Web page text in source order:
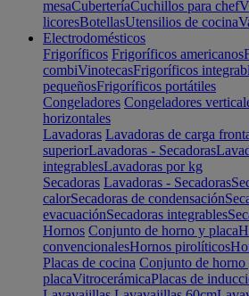
mesaCuberteríaCuchillos para chef
licoresBotellasUtensilios de cocina
Electrodomésticos
Frigoríficos Frigoríficos americanos
combiVinotecasFrigoríficos
pequeñosFrigoríficos portátiles
Congeladores Congeladores
horizontales
Lavadoras Lavadoras de carga
superiorLavadoras - Secadoras
integrablesLavadoras por kg
Secadoras Lavadoras - Secadoras
calorSecadoras de condensación
evacuaciónSecadoras integrables
Hornos Conjunto de horno y placa
convencionalesHornos pirolíticos
Placas de cocina Conjunto de horno
placaVitrocerámicaPlacas de